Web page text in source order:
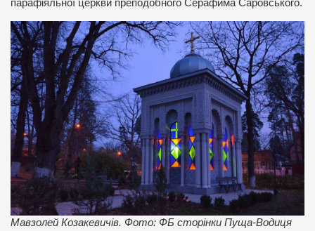
парафіяльної церкви преподобного Серафима Саровського.
Мавзолей Козакевичів. Фото: ФБ сторінки Пуща-Водиця